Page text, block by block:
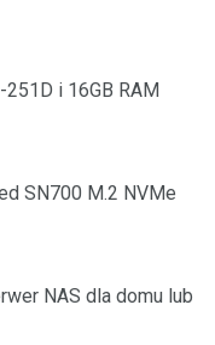
i 16GB RAM
SN700 M.2 NVMe
NAS dla domu lub